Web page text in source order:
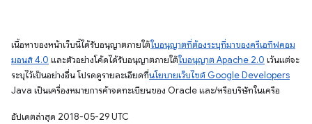
เนื้อหาของหน้าเว็บนี้ได้รับอนุญาตภายใต้ใบอนุญาตที่ต้องระบุที่มาของครีเอทีฟคอม
มอนส์ 4.0 และตัวอย่างโค้ดได้รับอนุญาตภายใต้ใบอนุญาต Apache 2.0 เว้นแต่จะ
ระบุไว้เป็นอย่างอื่น โปรดดูรายละเอียดที่นโยบายเว็บไซต์ Google Developers
Java เป็นเครื่องหมายการค้าจดทะเบียนของ Oracle และ/หรือบริษัทในเครือ
อัปเดตล่าสุด 2018-05-29 UTC